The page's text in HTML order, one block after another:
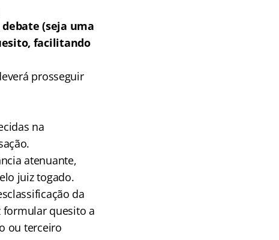
(seja uma
facilitando
prosseguir
na
atenuante,
juiz togado.
da
formular quesito a
ou terceiro